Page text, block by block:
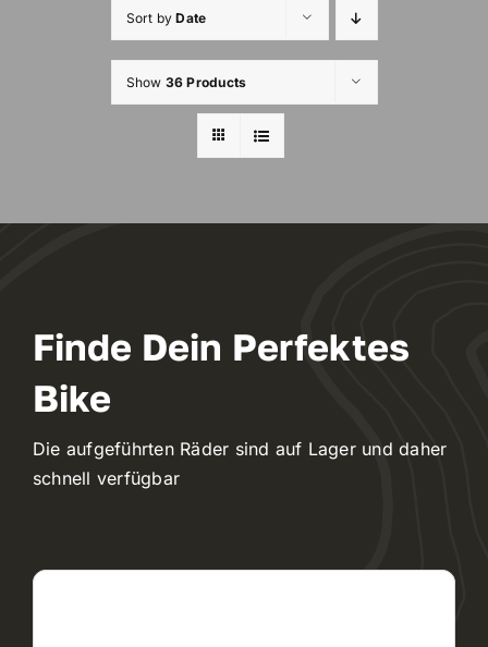
WooCommerce Cart
Navigation
Classic Bike
E-Bike
Sort byDate
Show 36 Products
Finde Dein Perfektes
Bike
Die aufgeführten Räder sind auf Lager und daher
schnell verfügbar